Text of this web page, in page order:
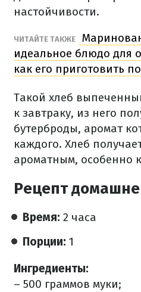
настойчивости.
ЧИТАЙТЕ ТАКЖЕ
идеальное блюдо для
как его приготовить
Такой хлеб
к завтраку, из него
бутерброды, аромат
каждого. Хлеб
ароматным, особенно
Рецепт
Время: 2 часа
Порции: 1
Ингредиенты:
– 500 граммов муки;